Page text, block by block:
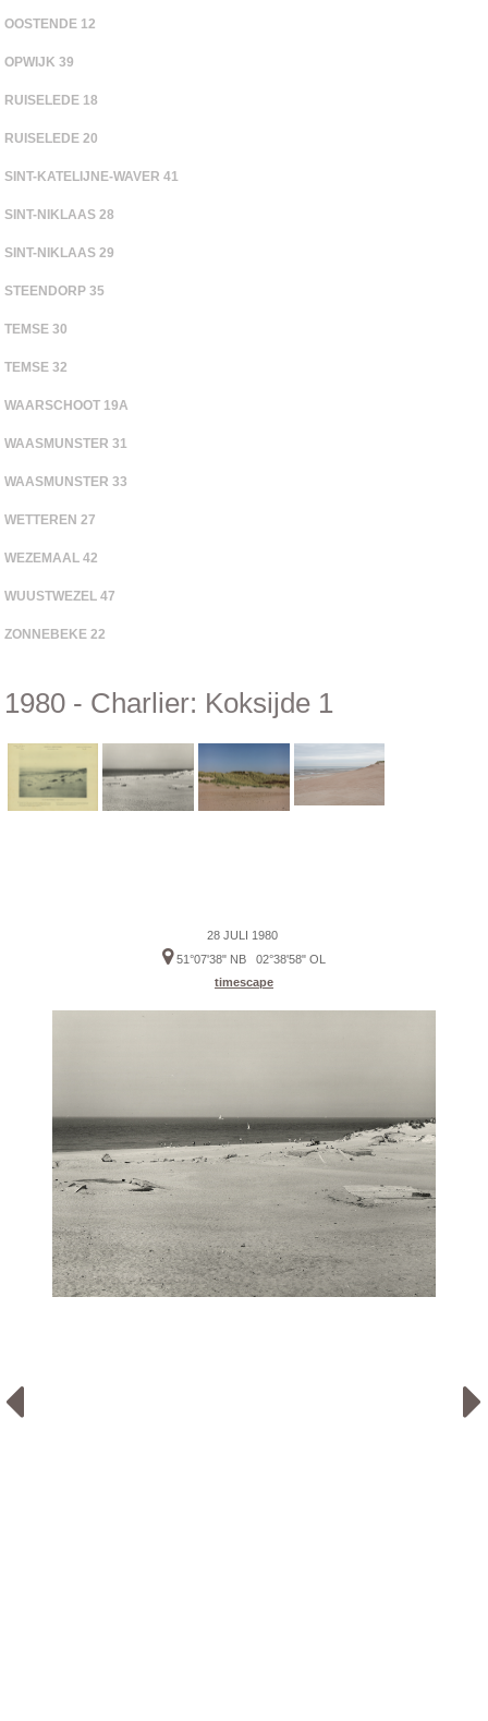
OOSTENDE 12
OPWIJK 39
RUISELEDE 18
RUISELEDE 20
SINT-KATELIJNE-WAVER 41
SINT-NIKLAAS 28
SINT-NIKLAAS 29
STEENDORP 35
TEMSE 30
TEMSE 32
WAARSCHOOT 19A
WAASMUNSTER 31
WAASMUNSTER 33
WETTEREN 27
WEZEMAAL 42
WUUSTWEZEL 47
ZONNEBEKE 22
1980 - Charlier: Koksijde 1
28 JULI 1980
51°07'38" NB 02°38'58" OL
timescape